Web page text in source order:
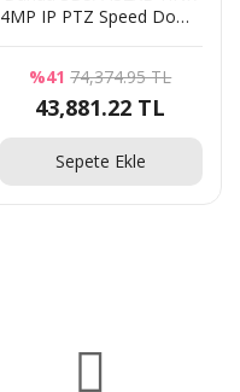
4MP IP PTZ Speed Dome
%41 74,374.95 TL
43,881.22 TL
Sepete Ekle